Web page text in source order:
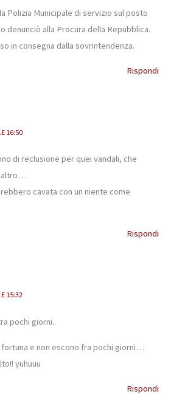
Polizia Municipale di servizio sul posto
denunciò alla Procura della Repubblica.
in consegna dalla sovrintendenza.
Rispondi
16:50
di reclusione per quei vandali, che
altro…
cavata con un niente come
Rispondi
15:32
pochi giorni..
fortuna e non escono fra pochi giorni…
yuhuuu
Rispondi